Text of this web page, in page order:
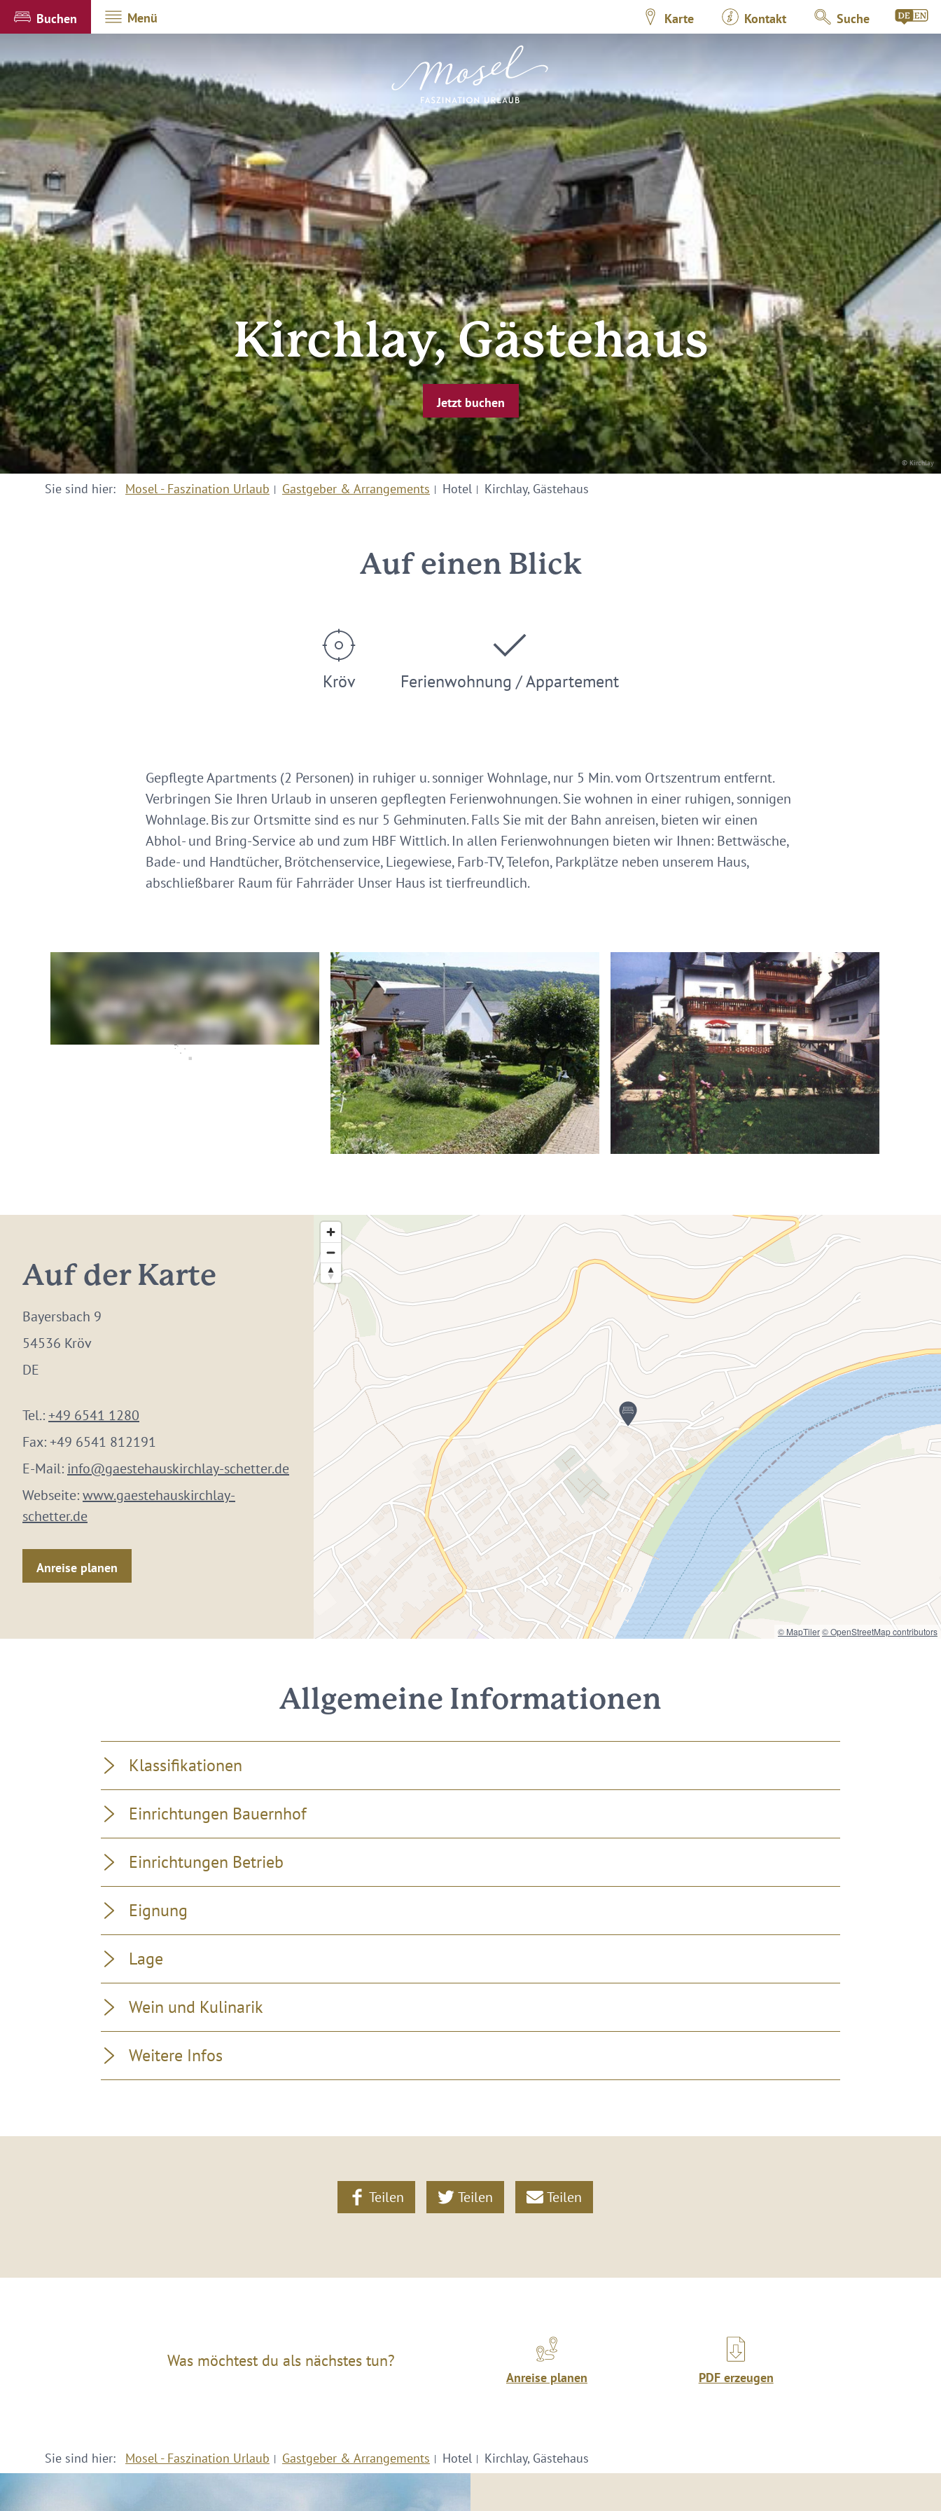
Buchen Menü Karte Kontakt Suche
© Kirchlay
Kirchlay, Gästehaus
Jetzt buchen
Sie sind hier: Mosel - Faszination Urlaub Gastgeber & Arrangements Hotel Kirchlay, Gästehaus
Auf einen Blick
Kröv Ferienwohnung / Appartement
Gepflegte Apartments (2 Personen) in ruhiger u. sonniger Wohnlage, nur 5 Min. vom Ortszentrum entfernt.
Verbringen Sie Ihren Urlaub in unseren gepflegten Ferienwohnungen. Sie wohnen in einer ruhigen, sonnigen
Wohnlage. Bis zur Ortsmitte sind es nur 5 Gehminuten. Falls Sie mit der Bahn anreisen, bieten wir einen
Abhol- und Bring-Service ab und zum HBF Wittlich. In allen Ferienwohnungen bieten wir Ihnen: Bettwäsche,
Bade- und Handtücher, Brötchenservice, Liegewiese, Farb-TV, Telefon, Parkplätze neben unserem Haus,
abschließbarer Raum für Fahrräder Unser Haus ist tierfreundlich.
Auf der Karte
Bayersbach 9
54536 Kröv
DE
Tel.:+49 6541 1280
Fax:+49 6541 812191
E-Mail: info@gaestehauskirchlay-schetter.de
Webseite:www.gaestehauskirchlay-
schetter.de
Anreise planen
© MapTiler© OpenStreetMap contributors
Allgemeine Informationen
Klassifikationen
Einrichtungen Bauernhof
Einrichtungen Betrieb
Eignung
Lage
Wein und Kulinarik
Weitere Infos
Teilen Teilen Teilen
Was möchtest du als nächstes tun?
Anreise planen PDF erzeugen
Sie sind hier: Mosel - Faszination Urlaub Gastgeber & Arrangements Hotel Kirchlay, Gästehaus